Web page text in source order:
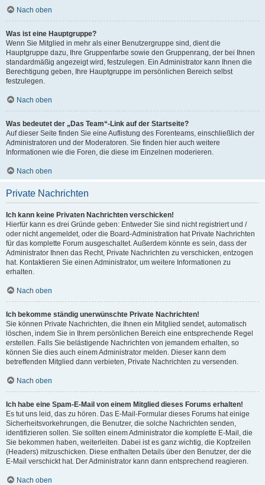
Nach oben
Was ist eine Hauptgruppe?
Wenn Sie Mitglied in mehr als einer Benutzergruppe sind, dient die
Hauptgruppe dazu, Ihre Gruppenfarbe sowie den Gruppenrang, der bei Ihnen
standardmäßig angezeigt wird, festzulegen. Ein Administrator kann Ihnen die
Berechtigung geben, Ihre Hauptgruppe im persönlichen Bereich selbst
festzulegen.
Nach oben
Was bedeutet der „Das Team“-Link auf der Startseite?
Auf dieser Seite finden Sie eine Auflistung des Forenteams, einschließlich der
Administratoren und der Moderatoren. Sie finden hier auch weitere
Informationen wie die Foren, die diese im Einzelnen moderieren.
Nach oben
Private Nachrichten
Ich kann keine Privaten Nachrichten verschicken!
Hierfür kann es drei Gründe geben: Entweder Sie sind nicht registriert und /
oder nicht angemeldet, oder die Board-Administration hat Private Nachrichten
für das komplette Forum ausgeschaltet. Außerdem könnte es sein, dass der
Administrator Ihnen das Recht, Private Nachrichten zu verschicken, entzogen
hat. Kontaktieren Sie einen Administrator, um weitere Informationen zu
erhalten.
Nach oben
Ich bekomme ständig unerwünschte Private Nachrichten!
Sie können Private Nachrichten, die Ihnen ein Mitglied sendet, automatisch
löschen, indem Sie in Ihrem persönlichen Bereich eine entsprechende Regel
erstellen. Falls Sie belästigende Nachrichten von jemandem erhalten, so
können Sie dies auch einem Administrator melden. Dieser kann dem
betreffenden Mitglied dann verbieten, Private Nachrichten zu versenden.
Nach oben
Ich habe eine Spam-E-Mail von einem Mitglied dieses Forums erhalten!
Es tut uns leid, das zu hören. Das E-Mail-Formular dieses Forums hat einige
Sicherheitsvorkehrungen, die Benutzer, die solche Nachrichten senden,
identifizieren sollen. Sie sollten einem Administrator die komplette E-Mail, die
Sie bekommen haben, weiterleiten. Dabei ist es ganz wichtig, die Kopfzeilen
(Headers) mitzuschicken. Diese enthalten Details über den Benutzer, der die
E-Mail verschickt hat. Der Administrator kann dann entsprechend reagieren.
Nach oben